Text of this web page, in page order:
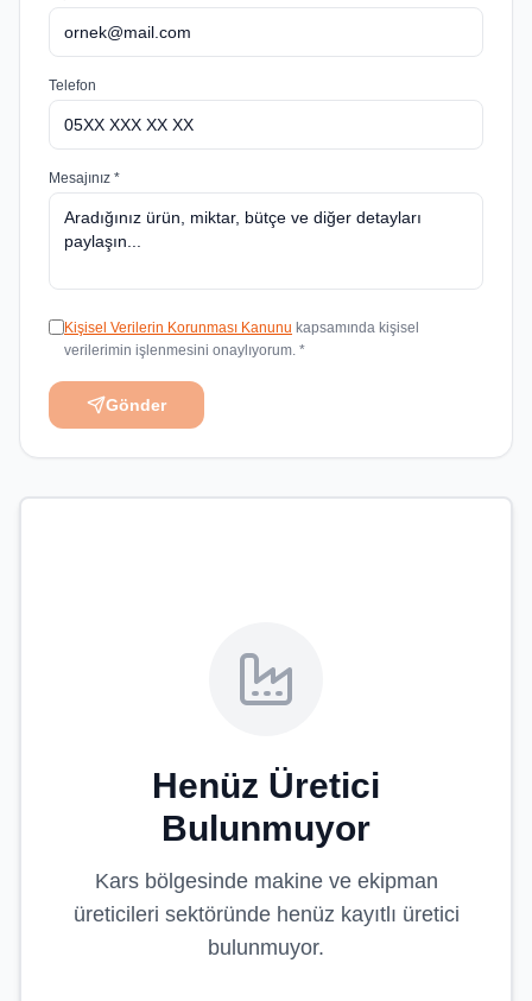
Telefon
Mesajınız *
Kişisel Verilerin Korunması Kanunu kapsamında kişisel
verilerimin işlenmesini onaylıyorum. *
Gönder
Henüz Üretici
Bulunmuyor
Karsbölgesinde makine ve ekipman
üreticileri sektöründe henüz kayıtlı üretici
bulunmuyor.